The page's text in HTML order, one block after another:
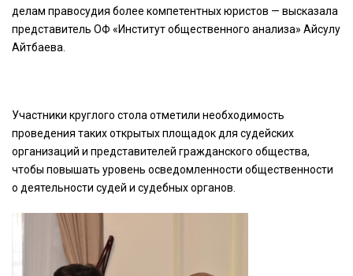
делам правосудия более компетентных юристов — высказала
представитель ОФ «Институт общественного анализа» Айсулу
Айтбаева.
Участники круглого стола отметили необходимость
проведения таких открытых площадок для судейских
организаций и представителей гражданского общества,
чтобы повышать уровень осведомленности общественности
о деятельности судей и судебных органов.